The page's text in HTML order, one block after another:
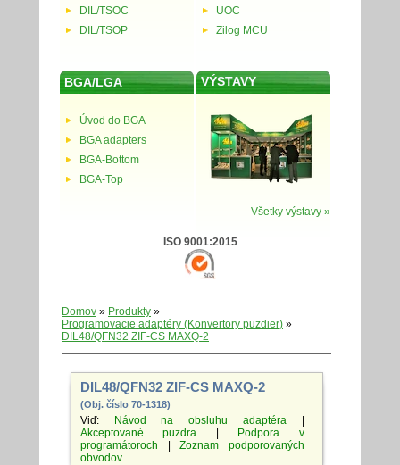
DIL/TSOC
DIL/TSOP
UOC
Zilog MCU
BGA/LGA
Úvod do BGA
BGA adapters
BGA-Bottom
BGA-Top
VÝSTAVY
Všetky výstavy »
ISO 9001:2015
Domov » Produkty »
Programovacie adaptéry (Konvertory puzdier) »
DIL48/QFN32 ZIF-CS MAXQ-2
DIL48/QFN32 ZIF-CS MAXQ-2
(Obj. číslo 70-1318)
Viď: Návod na obsluhu adaptéra
Akceptované puzdra
Podpora v
programátoroch |Zoznam podporovaných
obvodov